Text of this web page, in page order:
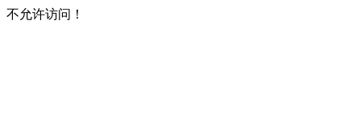
不允许访问！